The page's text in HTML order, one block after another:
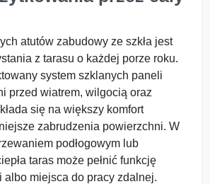
atutów zabudowy ze szkła jest
z tarasu o każdej porze roku.
system szklanych paneli
przed wiatrem, wilgocią oraz
się na większy komfort
zabrudzenia powierzchni. W
podłogowym lub
taras może pełnić funkcję
albo miejsca do pracy zdalnej.